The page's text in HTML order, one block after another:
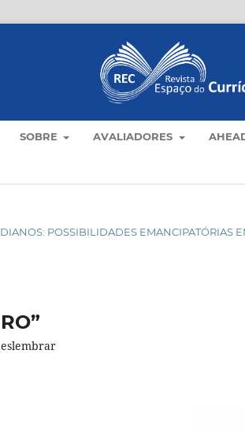
SOBRE AVALIADORES
POSSIBILIDADES EMANCIPATÓRIAS